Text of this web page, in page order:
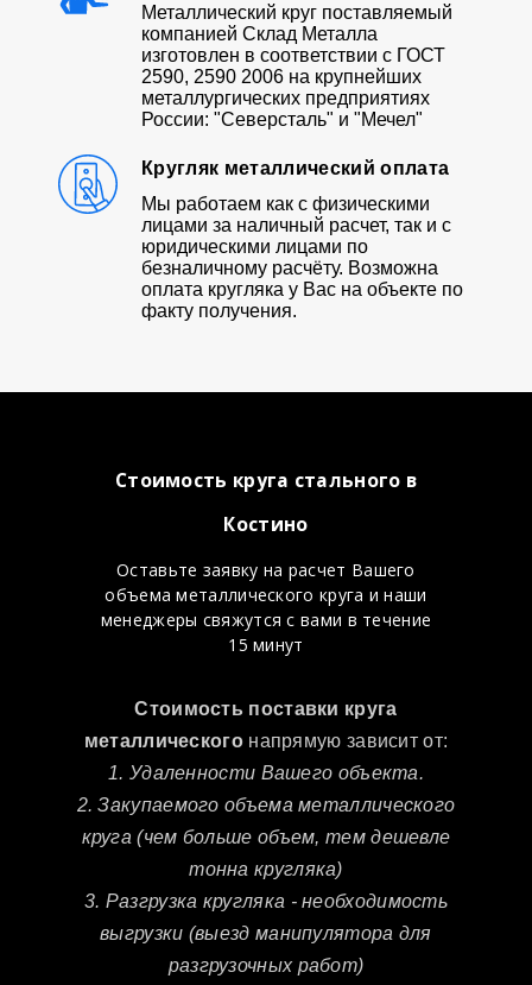
Металлический круг поставляемый
компанией Склад Металла
изготовлен в соответствии с ГОСТ
2590, 2590 2006 на крупнейших
металлургических предприятиях
России: "Северсталь" и "Мечел"
Кругляк металлический оплата
Мы работаем как с физическими
лицами за наличный расчет, так и с
юридическими лицами по
безналичному расчёту. Возможна
оплата кругляка у Вас на объекте по
факту получения.
Стоимость круга стального в
Костино
Оставьте заявку на расчет Вашего
объема металлического круга и наши
менеджеры свяжутся с вами в течение
15 минут
Стоимость поставки круга
металлического напрямую зависит от:
1. Удаленности Вашего объекта.
2. Закупаемого объема металлического
круга (чем больше объем, тем дешевле
тонна кругляка)
3. Разгрузка кругляка - необходимость
выгрузки (выезд манипулятора для
разгрузочных работ)